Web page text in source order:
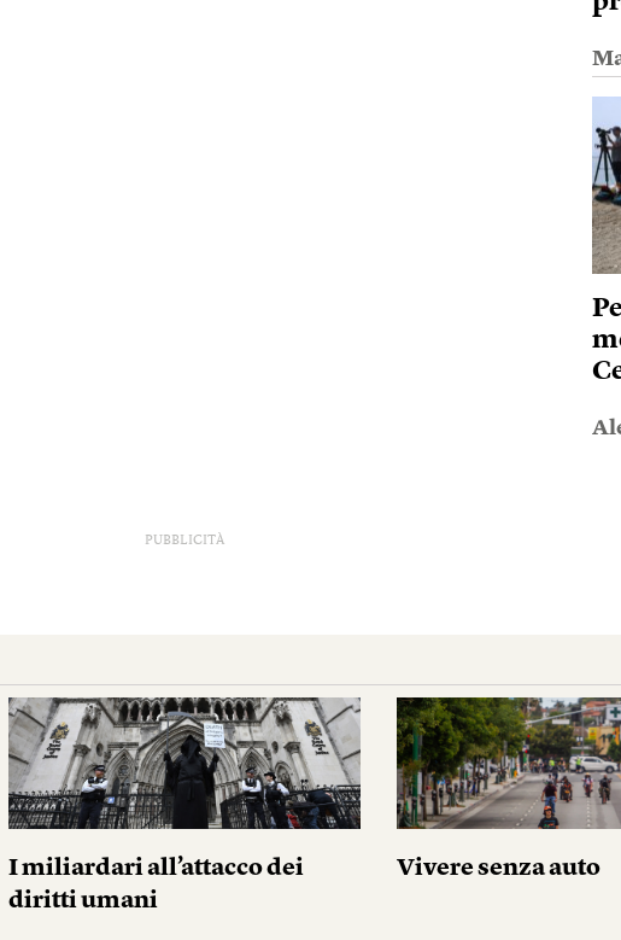
PUBBLICITÀ
I miliardari all’attacco dei
diritti umani
Vivere senza auto